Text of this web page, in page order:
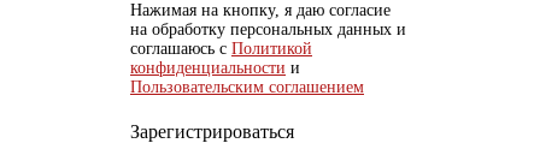
Нажимая на кнопку, я даю согласие
на обработку персональных данных и
соглашаюсь с Политикой
конфиденциальности и
Пользовательским соглашением
Зарегистрироваться